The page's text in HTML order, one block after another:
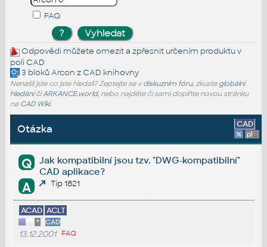
FAQ
Odpovědi můžete omezit a zpřesnit určením produktu v
poli CAD
3 blokůArcon z CAD knihovny
Nenašli jste co jste hledali? Zeptejte se v diskuzním fóru, zkuste globální
hledáníčiARKANCE.world, nebo najděte či sami doplňte novou stránku
na CAD Wiki.
Otázka CAD
% platforma
Q
Jak kompatibilní jsou tzv. "DWG-kompatibilní"
CAD aplikace?
A Tip 1821
ACAD ACLT
* CAD
13.12.2001 FAQ